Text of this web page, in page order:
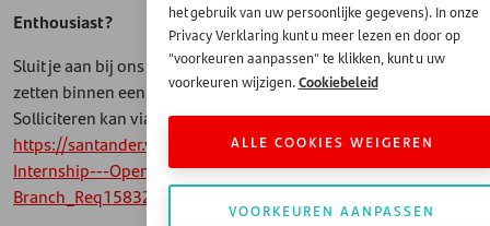
Enthousiast?
Sluit je aan bij ons team! Dit is jouw kans om jouw talent in te
zetten binnen een dynamische, internationale organisatie.
Solliciteren kan via deze link:
https://santander.wd3.myworkdayjobs.com/
Internship---Open-Bank--SA--Netherlands-
Branch_Req1583212-1
het gebruik van uw persoonlijke gegevens). In onze
Privacy Verklaring kunt u meer lezen en door op
"voorkeuren aanpassen" te klikken, kunt u uw
voorkeuren wijzigen.Cookiebeleid
ALLE COOKIES WEIGEREN
VOORKEUREN AANPASSEN